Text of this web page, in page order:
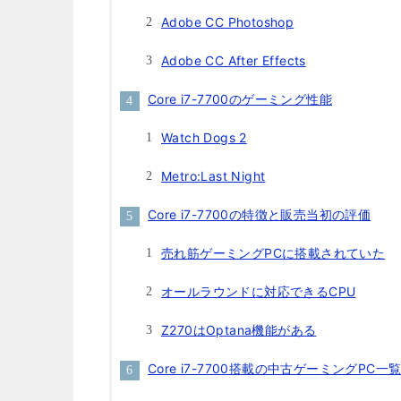
Adobe CC Photoshop
Adobe CC After Effects
Core i7-7700のゲーミング性能
Watch Dogs 2
Metro:Last Night
Core i7-7700の特徴と販売当初の評価
売れ筋ゲーミングPCに搭載されていた
オールラウンドに対応できるCPU
Z270はOptana機能がある
Core i7-7700搭載の中古ゲーミングPC一覧